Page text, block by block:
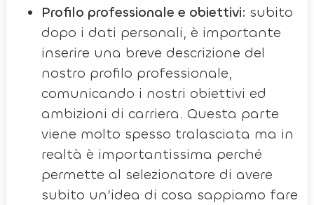
Profilo professionale e obiettivi: subito
dopo i dati personali, è importante
inserire una breve descrizione del
nostro profilo professionale,
comunicando i nostri obiettivi ed
ambizioni di carriera. Questa parte
viene molto spesso tralasciata ma in
realtà è importantissima perché
permette al selezionatore di avere
subito un’idea di cosa sappiamo fare